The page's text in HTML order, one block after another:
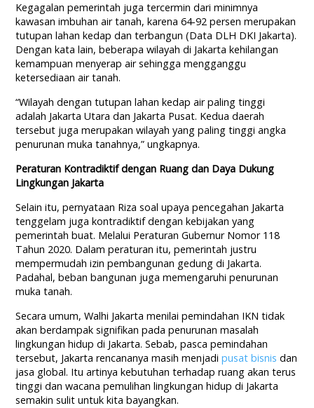
Kegagalan pemerintah juga tercermin dari minimnya
kawasan imbuhan air tanah, karena 64-92 persen merupakan
tutupan lahan kedap dan terbangun (Data DLH DKI Jakarta).
Dengan kata lain, beberapa wilayah di Jakarta kehilangan
kemampuan menyerap air sehingga mengganggu
ketersediaan air tanah.
“Wilayah dengan tutupan lahan kedap air paling tinggi
adalah Jakarta Utara dan Jakarta Pusat. Kedua daerah
tersebut juga merupakan wilayah yang paling tinggi angka
penurunan muka tanahnya,” ungkapnya.
Peraturan Kontradiktif dengan Ruang dan Daya Dukung
Lingkungan Jakarta
Selain itu, pernyataan Riza soal upaya pencegahan Jakarta
tenggelam juga kontradiktif dengan kebijakan yang
pemerintah buat. Melalui Peraturan Gubernur Nomor 118
Tahun 2020. Dalam peraturan itu, pemerintah justru
mempermudah izin pembangunan gedung di Jakarta.
Padahal, beban bangunan juga memengaruhi penurunan
muka tanah.
Secara umum, Walhi Jakarta menilai pemindahan IKN tidak
akan berdampak signifikan pada penurunan masalah
lingkungan hidup di Jakarta. Sebab, pasca pemindahan
tersebut, Jakarta rencananya masih menjadipusat bisnis dan
jasa global. Itu artinya kebutuhan terhadap ruang akan terus
tinggi dan wacana pemulihan lingkungan hidup di Jakarta
semakin sulit untuk kita bayangkan.